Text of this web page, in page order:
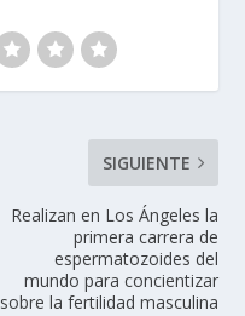
SIGUIENTE
Realizan en Los Ángeles la
primera carrera de
espermatozoides del
mundo para concientizar
sobre la fertilidad masculina